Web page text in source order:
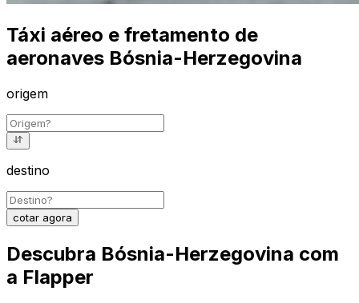
Táxi aéreo e fretamento de
aeronaves Bósnia-Herzegovina
origem
destino
cotar agora
Descubra Bósnia-Herzegovina com
a Flapper